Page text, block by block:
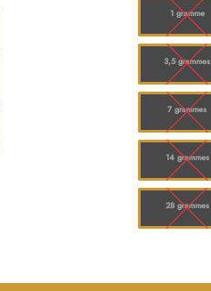
1 gramme
3,5 grammes
7 grammes
14 grammes
28 grammes